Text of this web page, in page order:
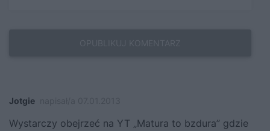
Jotgie
Wystarczy obejrzeć na YT „Matura to bzdura” gdzie